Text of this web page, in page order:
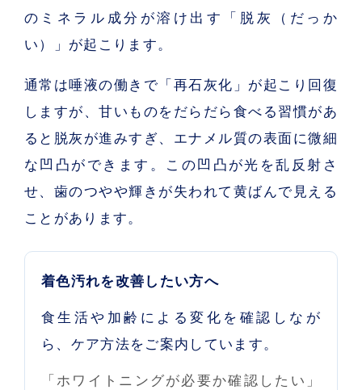
のミネラル成分が溶け出す「 脱灰（だっか
い）
」が起こります。
通常は唾液の働きで「再石灰化」が起こり回復
しますが、甘いものをだらだら食べる習慣があ
ると脱灰が進みすぎ、エナメル質の表面に微細
な凹凸ができます。この凹凸が光を乱反射さ
せ、歯のつやや輝きが失われて黄ばんで見える
ことがあります。
着色汚れを改善したい方へ
食生活や加齢による変化を確認しなが
ら、ケア方法をご案内しています。
「ホワイトニングが必要か確認したい」